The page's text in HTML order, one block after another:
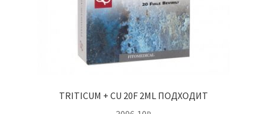
TRITICUM + CU 20F 2ML ПОДХОДИТ